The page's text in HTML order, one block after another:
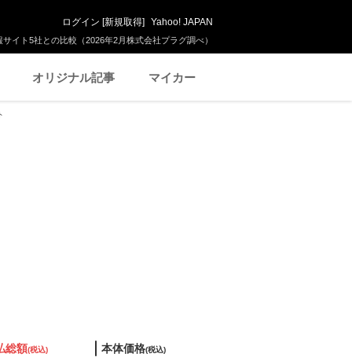
イト5社との比較（2026年2月株式会社プラグ調べ）
ログイン [新規取得] Yahoo! JAPAN
オリジナル記事 マイカー
総額(税込) 本体価格(税込)